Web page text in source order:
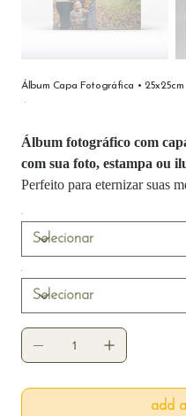
Álbum Capa Fotográfica • 25x25cm
Álbum fotográfico com
com sua foto, estampa ou
Perfeito para eternizar suas
criativas e lembranças
add